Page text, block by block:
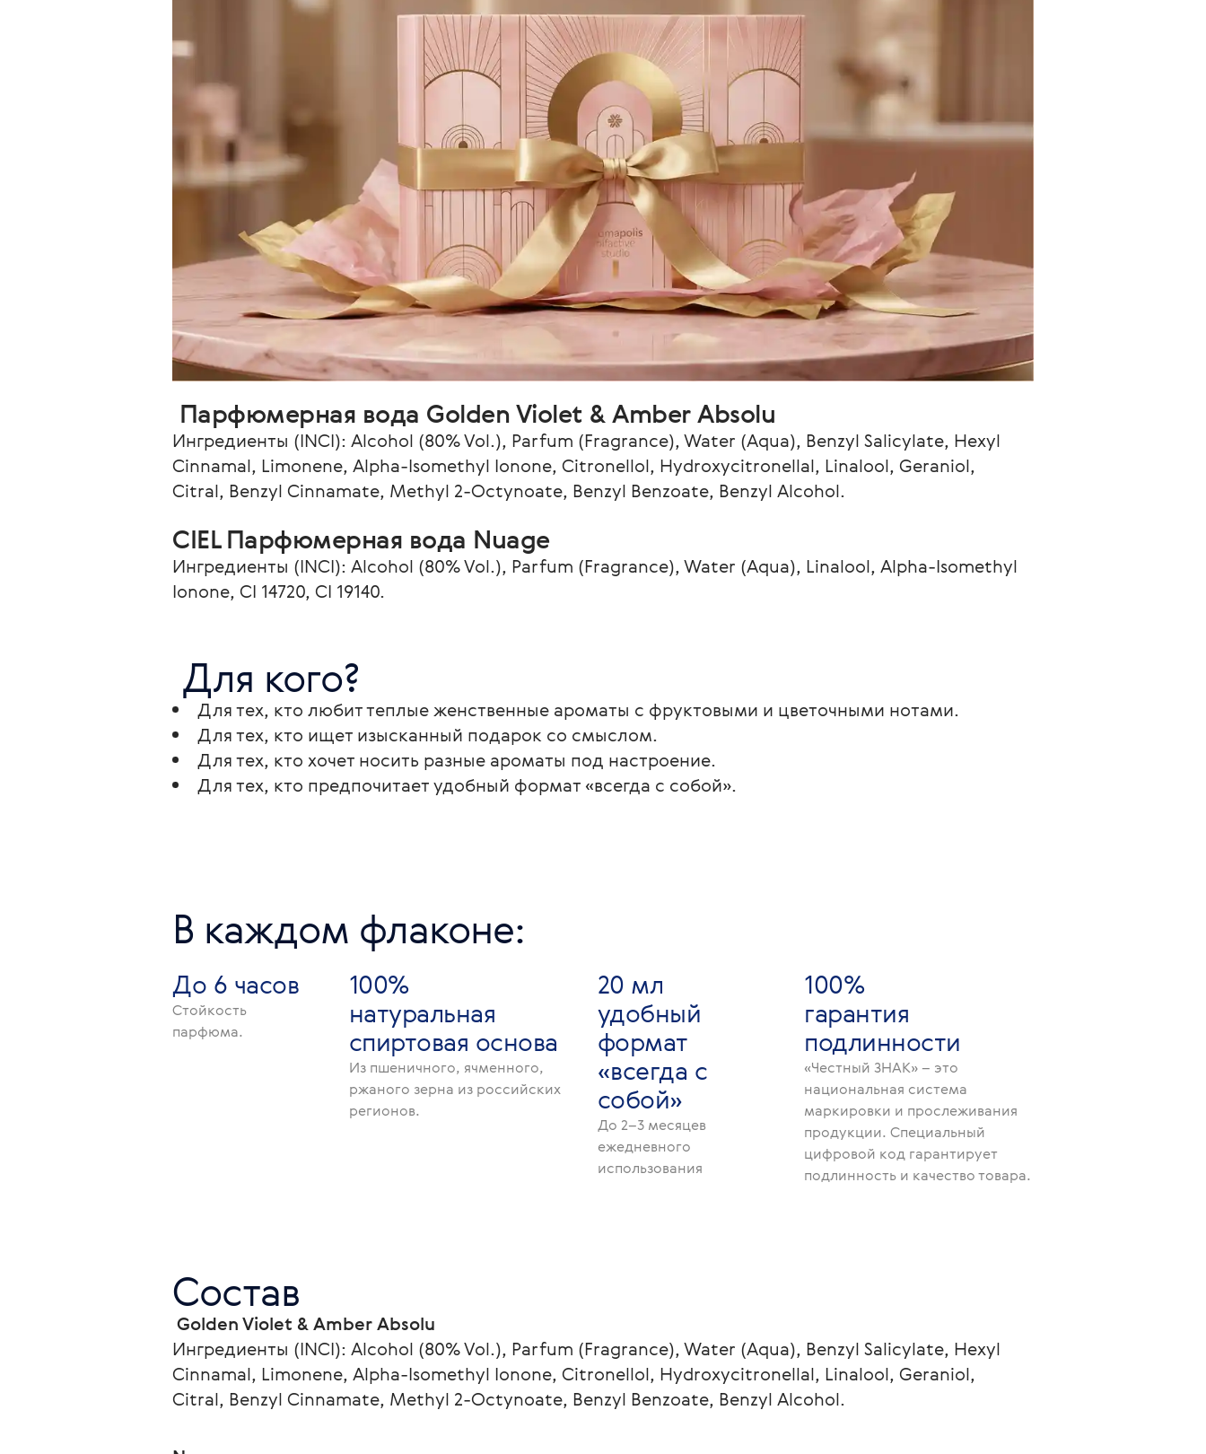
Парфюмерная вода Golden Violet & Amber Absolu
Ингредиенты (INCI): Alcohol (80% Vol.), Parfum (Fragrance), Water (Aqua), Benzyl Salicylate, Hexyl
Cinnamal, Limonene, Alpha-Isomethyl Ionone, Citronellol, Hydroxycitronellal, Linalool, Geraniol,
Citral, Benzyl Cinnamate, Methyl 2-Octynoate, Benzyl Benzoate, Benzyl Alcohol.
CIEL Парфюмерная вода Nuage
Ингредиенты (INCI): Alcohol (80% Vol.), Parfum (Fragrance), Water (Aqua), Linalool, Alpha-Isomethyl
Ionone, CI 14720, CI 19140.
Для кого?
Для тех, кто любит теплые женственные ароматы с фруктовыми и цветочными нотами.
Для тех, кто ищет изысканный подарок со смыслом.
Для тех, кто хочет носить разные ароматы под настроение.
Для тех, кто предпочитает удобный формат «всегда с собой».
В каждом флаконе:
До 6 часов
Стойкость
парфюма.
100%
натуральная
спиртовая основа
Из пшеничного, ячменного,
ржаного зерна из российских
регионов.
20 мл
удобный
формат
«всегда с
собой»
До 2–3 месяцев
ежедневного
использования
100%
гарантия
подлинности
«Честный ЗНАК» – это
национальная система
маркировки и прослеживания
продукции. Специальный
цифровой код гарантирует
подлинность и качество товара.
Состав
Golden Violet & Amber Absolu
Ингредиенты (INCI): Alcohol (80% Vol.), Parfum (Fragrance), Water (Aqua), Benzyl Salicylate, Hexyl
Cinnamal, Limonene, Alpha-Isomethyl Ionone, Citronellol, Hydroxycitronellal, Linalool, Geraniol,
Citral, Benzyl Cinnamate, Methyl 2-Octynoate, Benzyl Benzoate, Benzyl Alcohol.